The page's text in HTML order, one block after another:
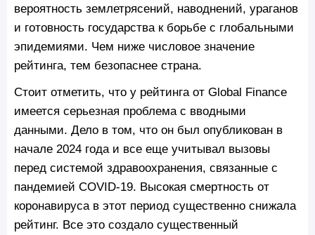
вероятность землетрясений, наводнений, ураганов
и готовность государства к борьбе с глобальными
эпидемиями. Чем ниже числовое значение
рейтинга, тем безопаснее страна.
Стоит отметить, что у рейтинга от Global Finance
имеется серьезная проблема с вводными
данными. Дело в том, что он был опубликован в
начале 2024 года и все еще учитывал вызовы
перед системой здравоохранения, связанные с
пандемией COVID-19. Высокая смертность от
коронавируса в этот период существенно снижала
рейтинг. Все это создало существенный